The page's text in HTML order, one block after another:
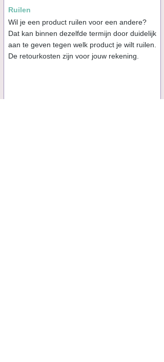
Ruilen
Wil je een product ruilen voor een andere?
Dat kan binnen dezelfde termijn door duidelijk
aan te geven tegen welk product je wilt ruilen.
De retourkosten zijn voor jouw rekening.